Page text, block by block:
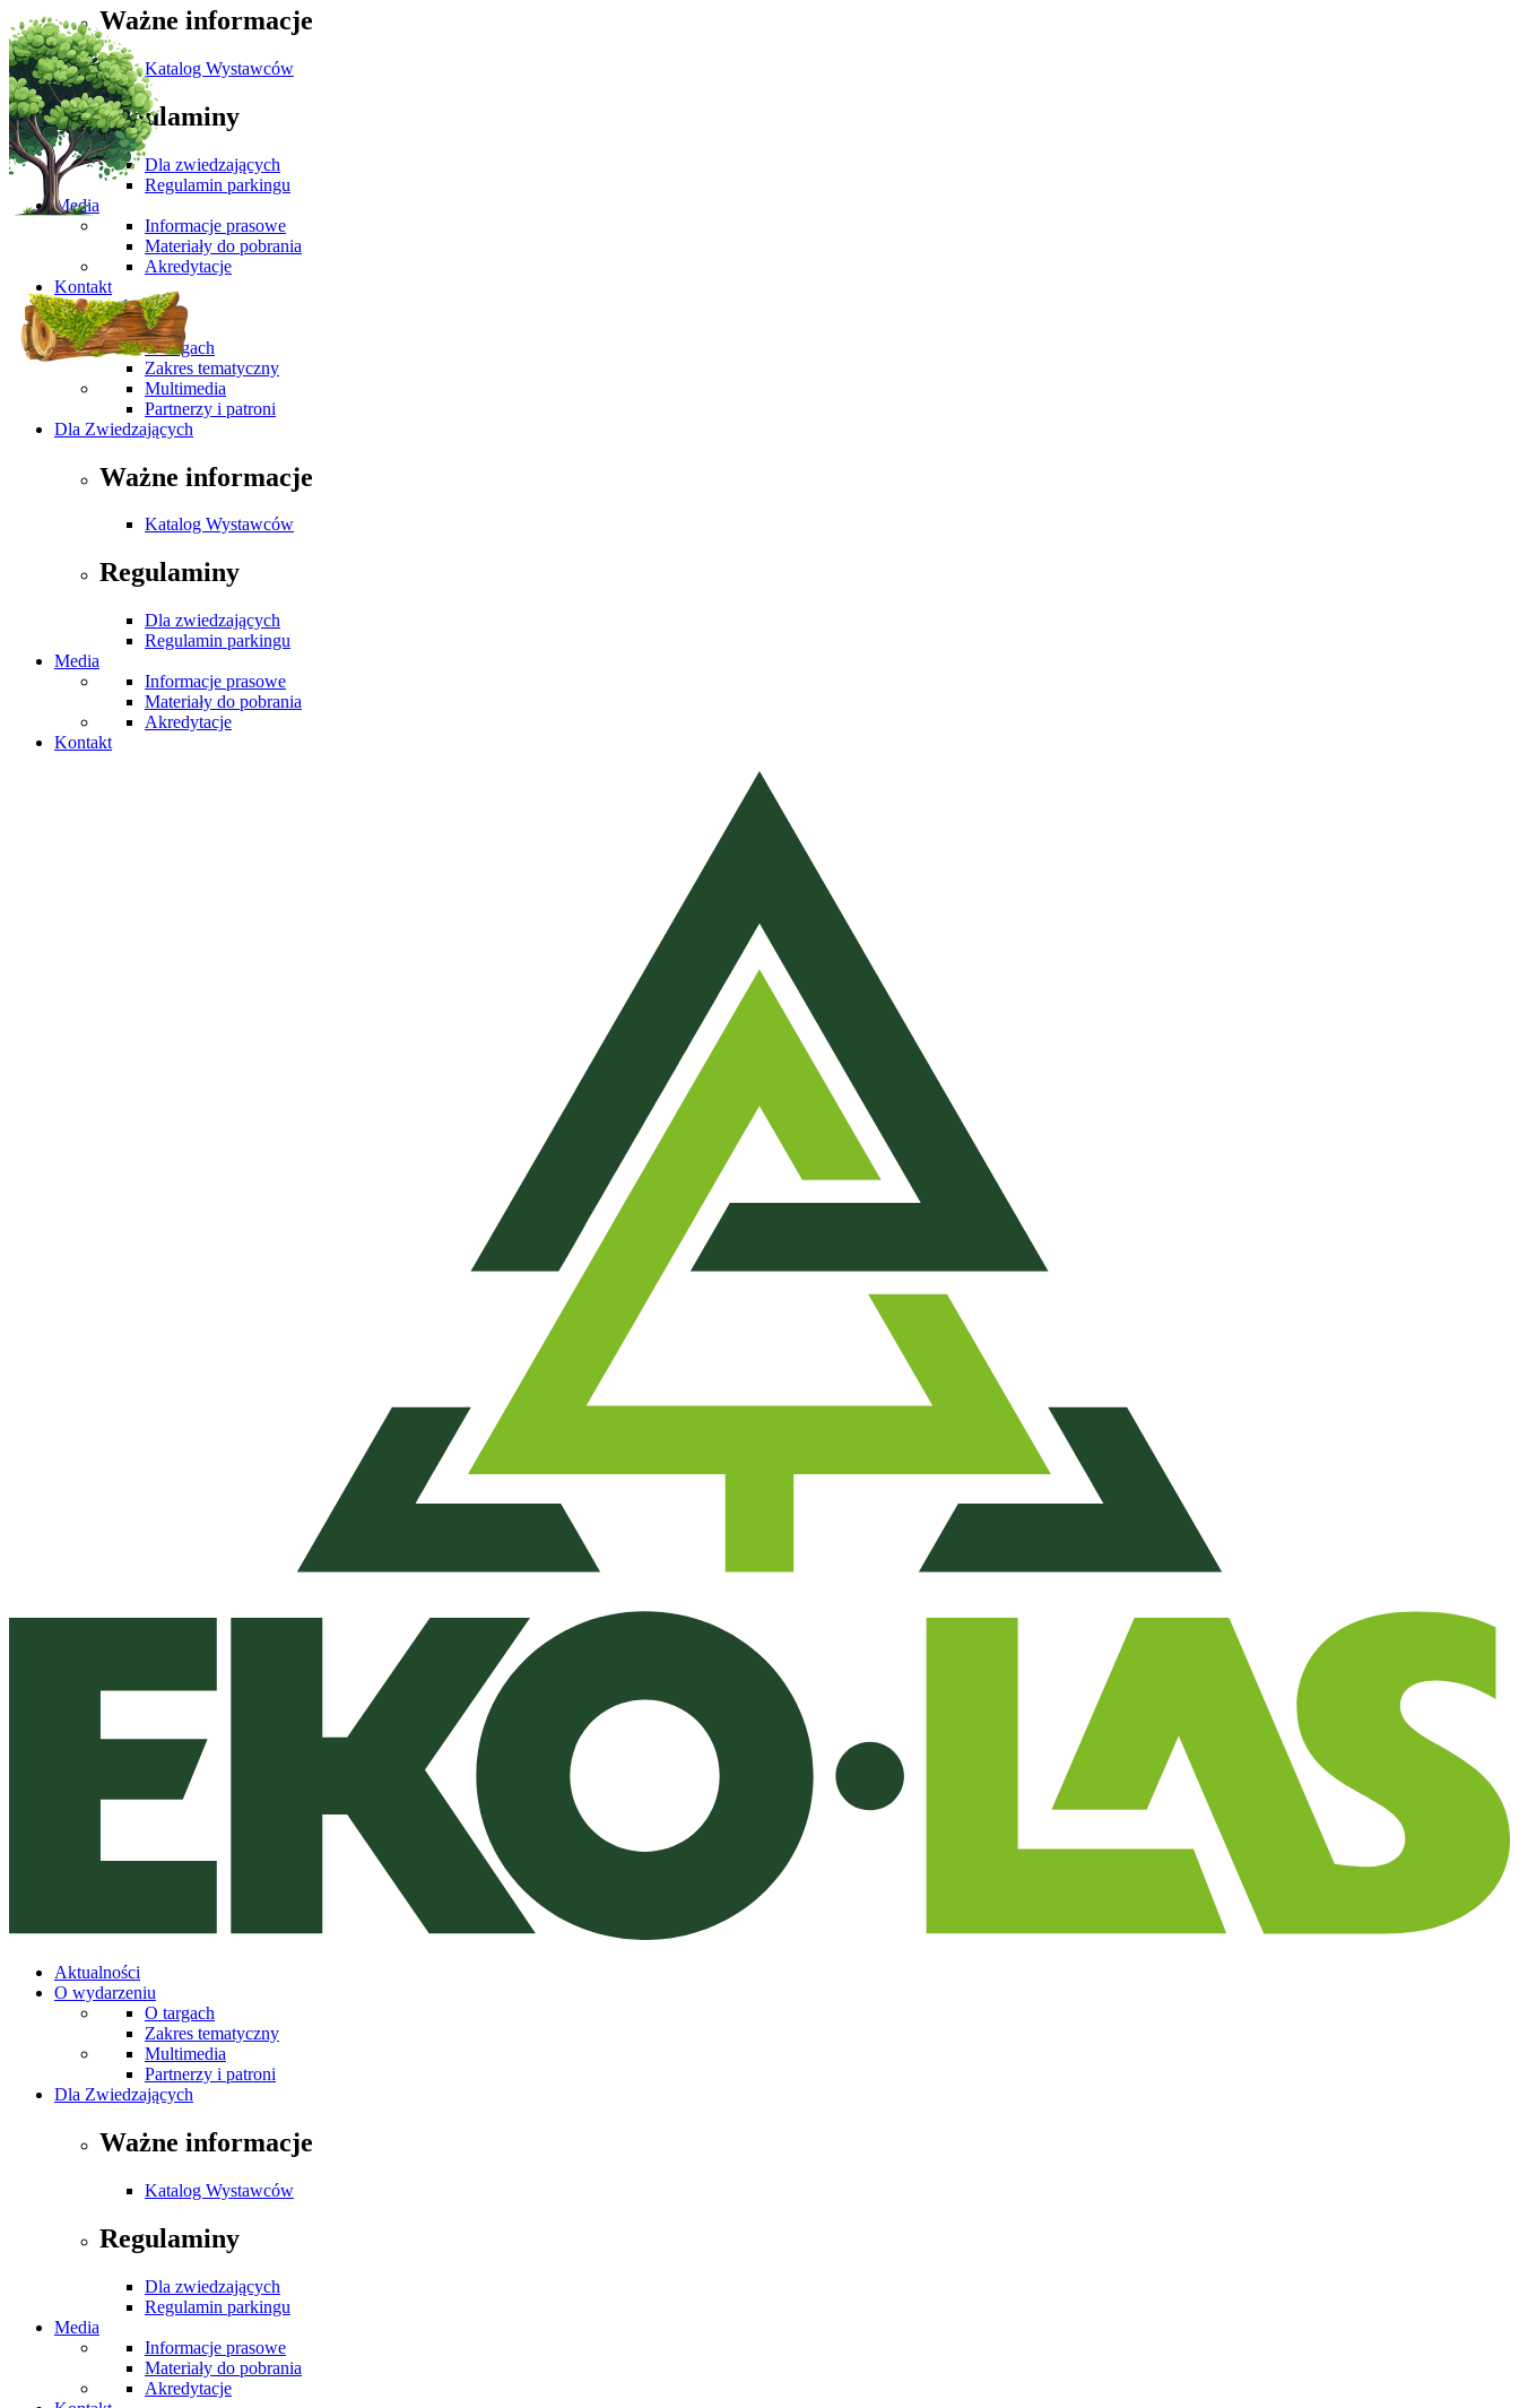
Ważne informacje
Katalog Wystawców
Regulaminy
Dla zwiedzających
Regulamin parkingu
Media
Informacje prasowe
Materiały do pobrania
Akredytacje
Kontakt
Aktualności
O wydarzeniu
O targach
Zakres tematyczny
Multimedia
Partnerzy i patroni
Dla Zwiedzających
Ważne informacje
Katalog Wystawców
Regulaminy
Dla zwiedzających
Regulamin parkingu
Media
Informacje prasowe
Materiały do pobrania
Akredytacje
Kontakt
Aktualności
O wydarzeniu
O targach
Zakres tematyczny
Multimedia
Partnerzy i patroni
Dla Zwiedzających
Ważne informacje
Katalog Wystawców
Regulaminy
Dla zwiedzających
Regulamin parkingu
Media
Informacje prasowe
Materiały do pobrania
Akredytacje